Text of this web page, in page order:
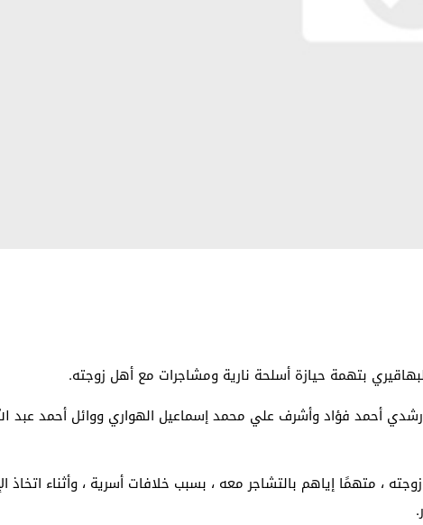
أحمد فؤاد وأشرف علي محمد إسماعيل الهواري ووائل أحمد عبد
، متهمًا إياهم بالتشاجر معه ، بسبب خلافات أسرية ، وأثناء اتخاذ